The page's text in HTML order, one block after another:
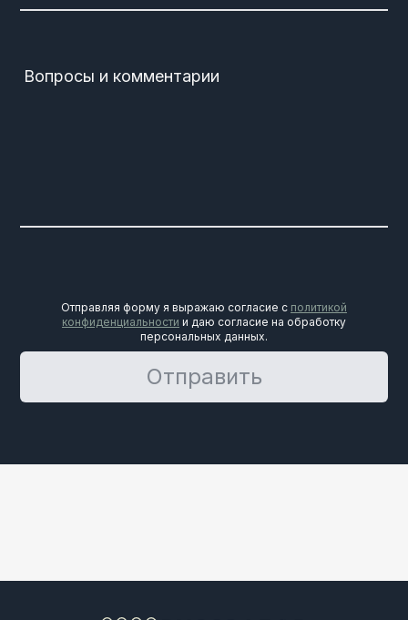
Вопросы и комментарии
Отправляя форму я выражаю согласие с политикой
конфиденциальности и даю согласие на обработку
персональных данных.
Отправить